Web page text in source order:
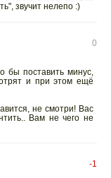
звучит нелепо :)
0
бы поставить минус,
и при этом ещё
не смотри! Вас
Вам не чего не
-1